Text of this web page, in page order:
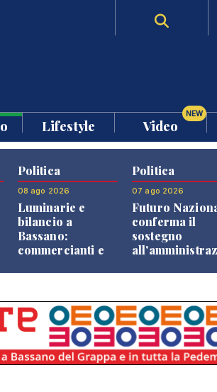
Lifestyle Video
NEW
Politica
08 ago 2026
Luminarie e
bilancio a
Bassano:
commercianti e
Politica
07 ago 2026
Futuro
conferma il
sostegno